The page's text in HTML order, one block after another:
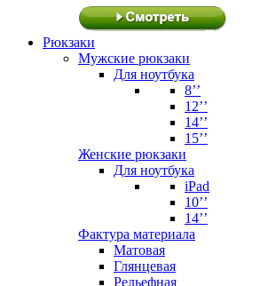
Рюкзаки
Мужские рюкзаки
Для ноутбука
8’’
12’’
14’’
15’’
Женские рюкзаки
Для ноутбука
iPad
10’’
14’’
Фактура материала
Матовая
Глянцевая
Рельефная